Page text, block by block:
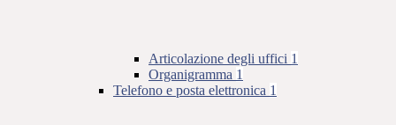
Articolazione degli uffici 1
Organigramma 1
Telefono e posta elettronica 1